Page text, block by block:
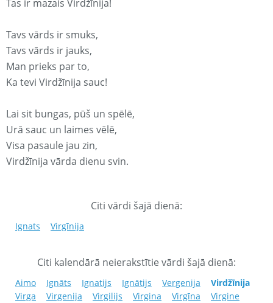
Tas ir mazais Virdžīnija!
Tavs vārds ir smuks,
Tavs vārds ir jauks,
Man prieks par to,
Ka tevi Virdžīnija sauc!
Lai sit bungas, pūš un spēlē,
Urā sauc un laimes vēlē,
Visa pasaule jau zin,
Virdžīnija vārda dienu svin.
Citi vārdi šajā dienā:
Ignats Virgīnija
Citi kalendārā neierakstītie vārdi šajā dienā:
Aimo Ignāts Ignatijs Ignātijs Vergenija
Virdžīnija
Virga
Virgenija Virgilijs Virgina Virgīna
Virgine